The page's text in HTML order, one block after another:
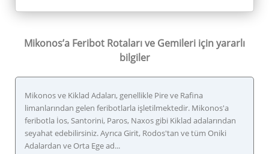
Mikonos’a Feribot Rotalarıve Gemileri için yararlı
bilgiler
Mikonos ve Kiklad Adaları, genellikle Pire ve Rafina
limanlarından gelen feribotlarla işletilmektedir. Mikonos'a
feribotla İos, Santorini, Paros, Naxos gibi Kiklad adalarından
seyahat edebilirsiniz. Ayrıca Girit, Rodos'tan ve tüm Oniki
Adalardan ve Orta Ege ad...